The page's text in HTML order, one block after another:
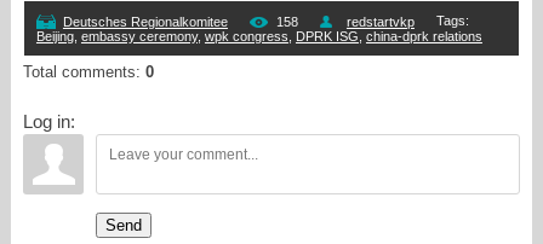
Deutsches Regionalkomitee 158 redstartvkp Tags:
Beijing, embassy ceremony, wpk congress DPRK ISG china-dprk relations
Total comments: 0
Log in:
Send